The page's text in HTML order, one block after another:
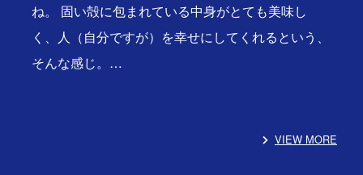
ね。 固い殻に包まれている中身がとても美味し
く、人（自分ですが）を幸せにしてくれるという、
そんな感じ。…
VIEW MORE